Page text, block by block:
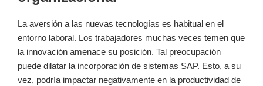
La aversión a las nuevas tecnologías es habitual en el
entorno laboral. Los trabajadores muchas veces temen que
la innovación amenace su posición. Tal preocupación
puede dilatar la incorporación de sistemas SAP. Esto, a su
vez, podría impactar negativamente en la productividad de